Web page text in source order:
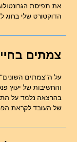
את תפיסת
הדוקטורט שלי בחוג
צמתים
על ה"צמתים השונים"
והחשיבות של יעוץ
בהרצאה נלמד על
של העובד לקראת